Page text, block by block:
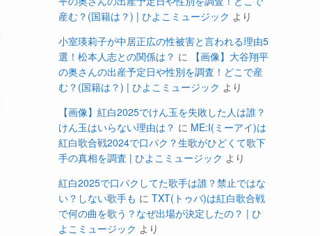
産む？(国籍は？) | ひよこミュージック より
小室瑛莉子が中居正広の性被害と言われる理由5
選！松本人志との関係は？ に
【画像】大谷翔平
の奥さんの出産予定日や性別を調査！どこで産
む？(国籍は？) | ひよこミュージック より
【画像】紅白2025でけん玉を失敗した人は誰？
けん玉はいらない理由は？ に ME:I(ミーアイ)は
紅白歌合戦2024で口パク？生歌がひどくて歌下
手の真相を調査 | ひよこミュージック より
紅白2025で口パクしてた歌手は誰？禁止ではな
い？しない歌手も に TXT(トゥバ)は紅白歌合戦
で何の曲を歌う？なぜ出場が決定したの？ | ひ
よこミュージック より